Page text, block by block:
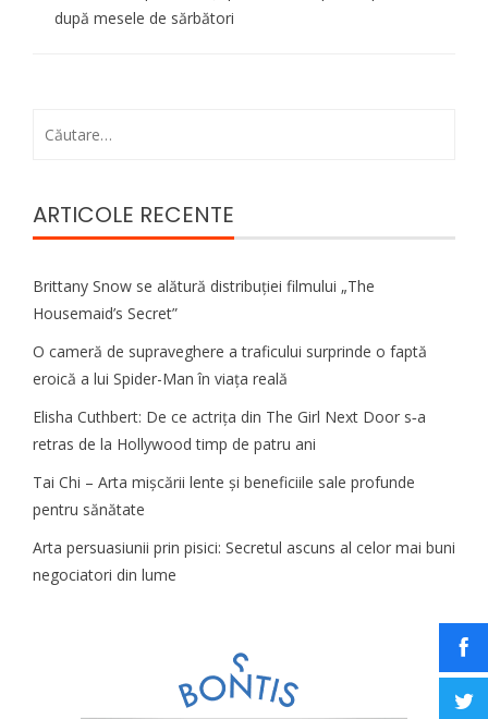
după mesele de sărbători
ARTICOLE RECENTE
Brittany Snow se alătură distribuției filmului „The
Housemaid’s Secret”
O cameră de supraveghere a traficului surprinde o faptă
eroică a lui Spider-Man în viața reală
Elisha Cuthbert: De ce actrița din The Girl Next Door s‑a
retras de la Hollywood timp de patru ani
Tai Chi – Arta mișcării lente și beneficiile sale profunde
pentru sănătate
Arta persuasiunii prin pisici: Secretul ascuns al celor mai buni
negociatori din lume